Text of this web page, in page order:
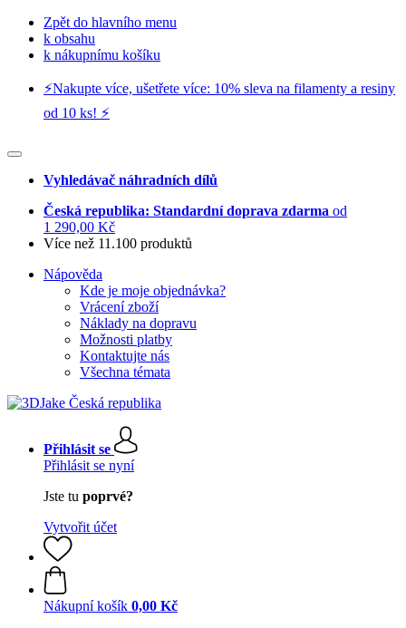
Zpět do hlavního menu
k obsahu
k nákupnímu košíku
⚡️Nakupte více, ušetřete více: 10% sleva na filamenty a resiny
od 10 ks! ⚡️
Vyhledávač náhradních dílů
Česká republika: Standardní doprava zdarma od
1 290,00 Kč
Více než 11.100 produktů
Nápověda
Kde je moje objednávka?
Vrácení zboží
Náklady na dopravu
Možnosti platby
Kontaktujte nás
Všechna témata
Přihlásit se
Přihlásit se nyní
Jste tu poprvé?
Vytvořit účet
Nákupní košík 0,00 Kč